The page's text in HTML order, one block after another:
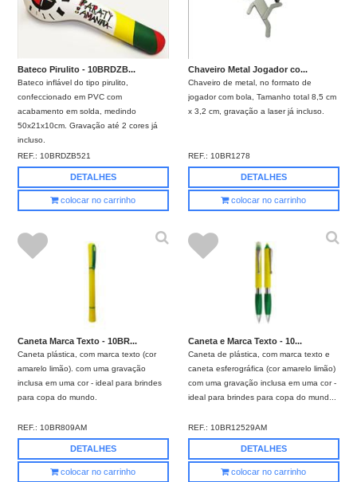
Bateco Pirulito - 10BRDZB...
Bateco inflável do tipo pirulito,
confeccionado em PVC com
acabamento em solda, medindo
50x21x10cm. Gravação até 2 cores já
incluso.
REF.: 10BRDZB521
DETALHES
colocar no carrinho
Chaveiro Metal Jogador co...
Chaveiro de metal, no formato de
jogador com bola, Tamanho total 8,5 cm
x 3,2 cm, gravação a laser já incluso.
REF.: 10BR1278
DETALHES
colocar no carrinho
Caneta Marca Texto - 10BR...
Caneta plástica, com marca texto (cor
amarelo limão). com uma gravação
inclusa em uma cor - ideal para brindes
para copa do mundo.
REF.: 10BR809AM
DETALHES
colocar no carrinho
Caneta e Marca Texto - 10...
Caneta de plástica, com marca texto e
caneta esferográfica (cor amarelo limão)
com uma gravação inclusa em uma cor -
ideal para brindes para copa do mund...
REF.: 10BR12529AM
DETALHES
colocar no carrinho